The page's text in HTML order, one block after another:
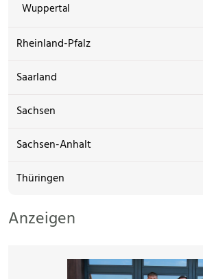
Wuppertal
Rheinland-Pfalz
Saarland
Sachsen
Sachsen-Anhalt
Thüringen
Anzeigen